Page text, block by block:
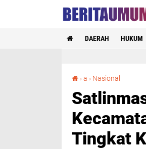
DAERAH HUKUM
›a › Nasional
Tingkat